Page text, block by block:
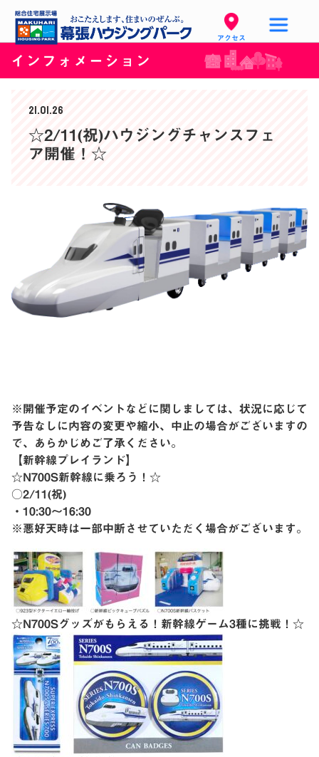
アクセス
インフォメーション
21.01.26
☆2/11(祝)ハウジングチャンスフェ
ア開催！☆
※開催予定のイベントなどに関しましては、状況に応じて
予告なしに内容の変更や縮小、中止の場合がございますの
で、あらかじめご了承ください。
【新幹線プレイランド】
☆N700S新幹線に乗ろう！☆
○2/11(祝)
・10:30〜16:30
※悪好天時は一部中断させていただく場合がございます。
☆N700Sグッズがもらえる！新幹線ゲーム3種に挑戦！☆